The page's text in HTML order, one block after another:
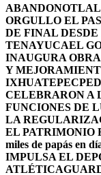
ABANDONO
ORGULLO EL
DE FINAL
TENAYUCAEL
INAUGURA
Y
IXHUATEPEC
CELEBRARON A
FUNCIONES DE
LA
EL PATRIMONIO
miles de papás en
IMPULSA EL
ATLÉTICA